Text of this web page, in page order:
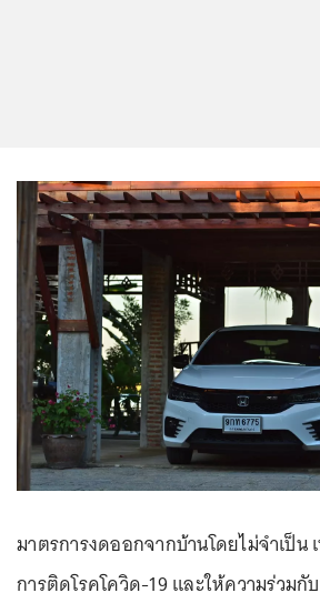
มาตรการงดออกจากบ้านโดยไม่จำเป็น
การติดโรคโควิด-19 และให้ความร่วมกั